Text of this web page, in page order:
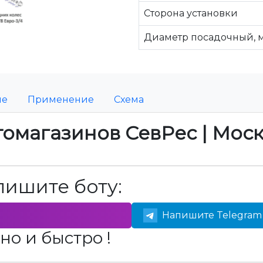
Сторона установки
Диаметр посадочный,
Применение Схема
СевРес |
боту:
Напишите Telegram
и быстро !